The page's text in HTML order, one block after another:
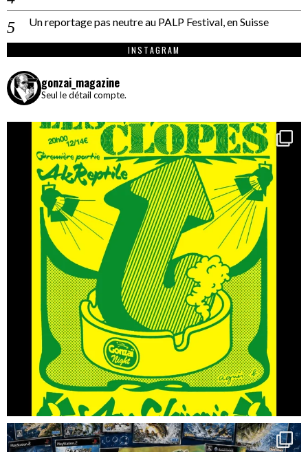
Un reportage pas neutre au PALP Festival, en Suisse
INSTAGRAM
gonzai_magazine
Seul le détail compte.